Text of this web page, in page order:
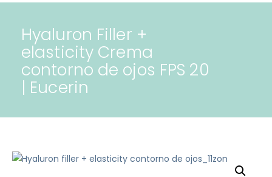
Hyaluron Filler +
elasticity Crema
contorno de ojos FPS 20
| Eucerin